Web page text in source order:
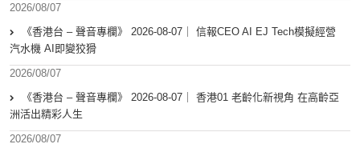
2026/08/07
《香港台 – 聲音專欄》 2026-08-07｜ 信報CEO AI EJ Tech模擬經營
汽水機 AI即變狡猾
2026/08/07
《香港台 – 聲音專欄》 2026-08-07｜ 香港01 老齡化新視角 在高齡亞
洲活出精彩人生
2026/08/07